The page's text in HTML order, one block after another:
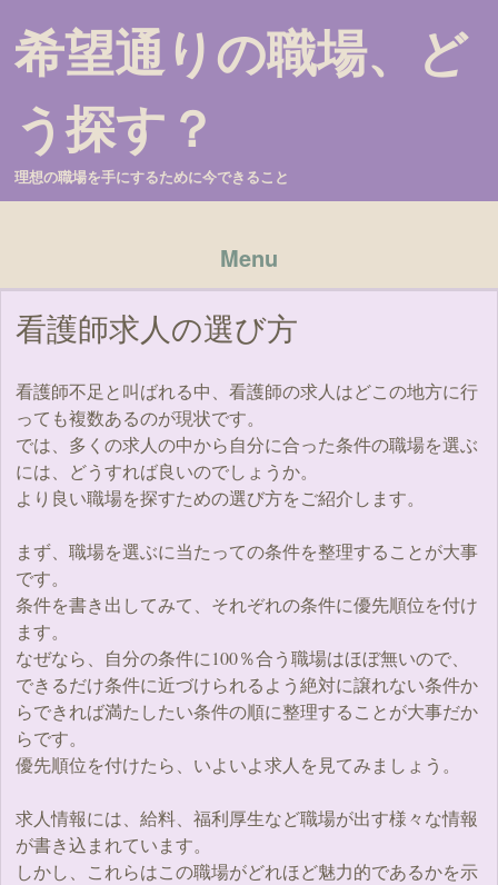
希望通りの職場、ど
う探す？
理想の職場を手にするために今できること
Menu
看護師求人の選び方
看護師不足と叫ばれる中、看護師の求人はどこの地方に行
っても複数あるのが現状です。
では、多くの求人の中から自分に合った条件の職場を選ぶ
には、どうすれば良いのでしょうか。
より良い職場を探すための選び方をご紹介します。
まず、職場を選ぶに当たっての条件を整理することが大事
です。
条件を書き出してみて、それぞれの条件に優先順位を付け
ます。
なぜなら、自分の条件に100％合う職場はほぼ無いので、
できるだけ条件に近づけられるよう絶対に譲れない条件か
らできれば満たしたい条件の順に整理することが大事だか
らです。
優先順位を付けたら、いよいよ求人を見てみましょう。
求人情報には、給料、福利厚生など職場が出す様々な情報
が書き込まれています。
しかし、これらはこの職場がどれほど魅力的であるかを示